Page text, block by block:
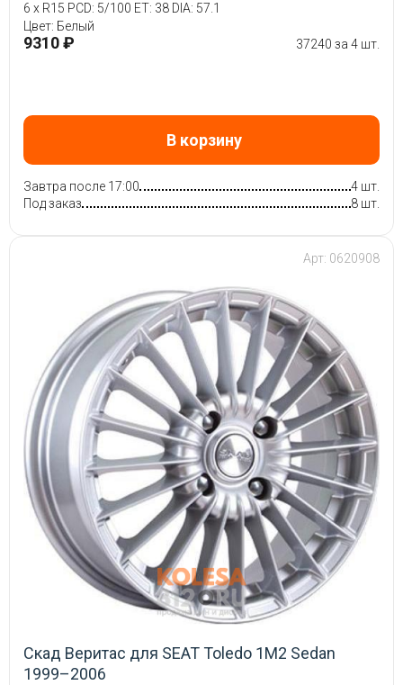
6 x R15 PCD: 5/100 ET: 38 DIA: 57.1
Цвет: Белый
9310 ₽ 37240 за 4 шт.
В корзину
Завтра после 17:00
4 шт.
Под заказ
8 шт.
Арт: 0620908
Скад Веритас для SEAT Toledo 1M2 Sedan
1999–2006